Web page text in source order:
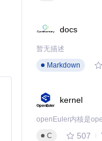
docs
暂无描述
Markdown
kernel
C
507